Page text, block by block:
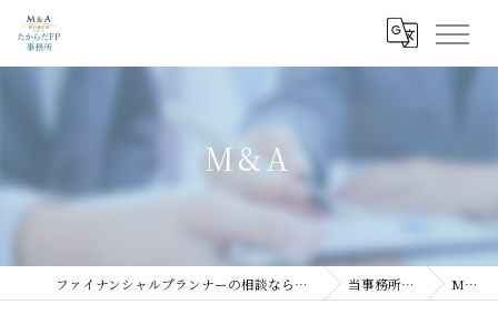
M&A
ファイナンシャルプランナーの相談ならたからだFP事務所 当事務所の特徴 M&A